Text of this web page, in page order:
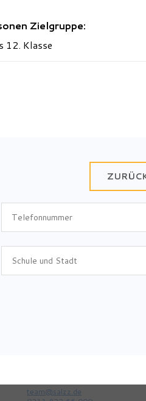
Zielgruppe:
12. Klasse
team@salzz.de